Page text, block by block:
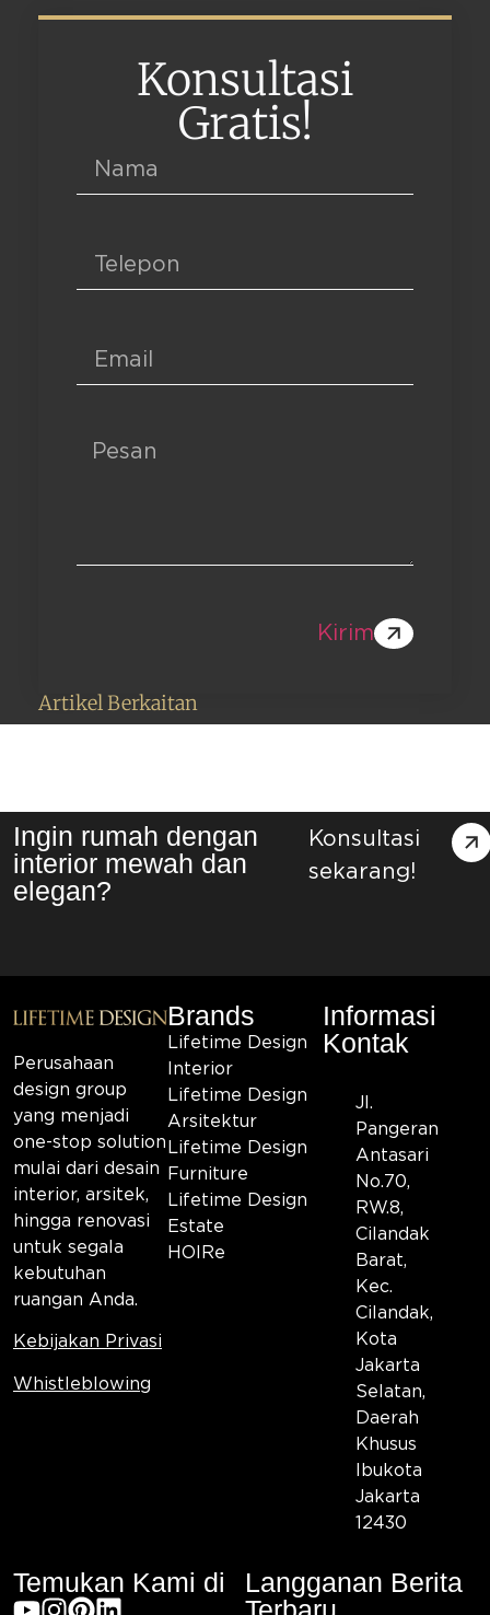
Konsultasi
Gratis!
Kirim
Artikel Berkaitan
Ingin rumah dengan
interior mewah dan
elegan?
Konsultasi
sekarang!
Perusahaan
design group
yang menjadi
one-stop solution
mulai dari desain
interior, arsitek,
hingga renovasi
untuk segala
kebutuhan
ruangan Anda.
Kebijakan Privasi
Whistleblowing
Brands
Lifetime Design
Interior
Lifetime Design
Arsitektur
Lifetime Design
Furniture
Lifetime Design
Estate
HOIRe
Informasi
Kontak
Jl.
Pangeran
Antasari
No.70,
RW.8,
Cilandak
Barat,
Kec.
Cilandak,
Kota
Jakarta
Selatan,
Daerah
Khusus
Ibukota
Jakarta
12430
Temukan Kami di
Langganan Berita